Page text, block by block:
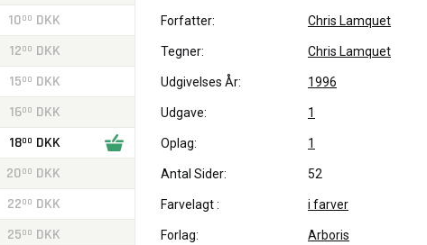
1000 DKK
1200 DKK
1500 DKK
1600 DKK
1800 DKK
2000 DKK
2200 DKK
2500 DKK
Forfatter: Chris Lamquet
Tegner: Chris Lamquet
Udgivelses År: 1996
Udgave: 1
Oplag: 1
Antal Sider: 52
Farvelagt : i farver
Forlag: Arboris